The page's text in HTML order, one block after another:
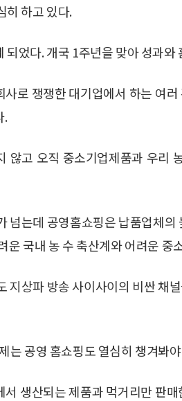
히 하고 있다.
되었다. 개국 1주년을 맞아 성과
로 쟁쟁한 대기업에서 하는 여
.
않고 오직 중소기업제품과 우리
넘는데 공영홈쇼핑은 납품업체의
운 국내 농 수 축산계와 어려운 중
지상파 방송 사이사이의 비싼 채
는 공영 홈쇼핑도 열심히 챙겨봐
생산되는 제품과 먹거리만 판